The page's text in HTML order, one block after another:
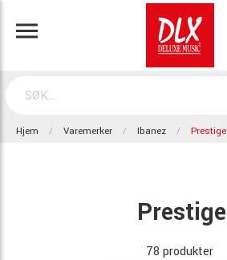
Hjem Varemerker Ibanez Prestige
Prestige
78 produkter